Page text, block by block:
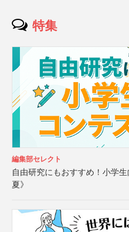
特集
編集部セレクト
自由研究にもおすすめ！小学
夏》